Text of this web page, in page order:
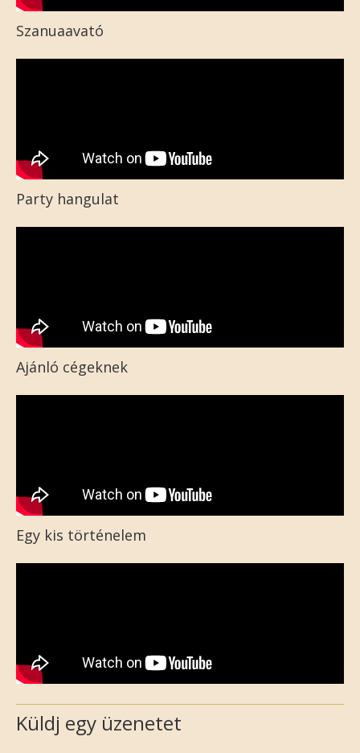
Szanuaavató
Party hangulat
Ajánló cégeknek
Egy kis történelem
Küldj egy üzenetet